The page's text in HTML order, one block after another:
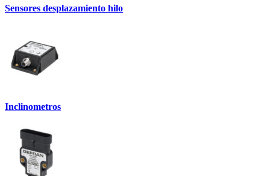
Sensores desplazamiento hilo
Inclinometros